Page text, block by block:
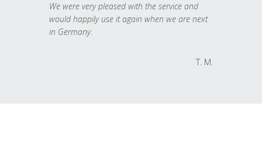
We were very pleased with the service and
would happily use it again when we are next
in Germany.
T. M.